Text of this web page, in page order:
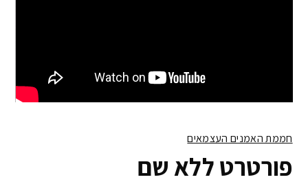
חממת האמנים העצמאים
פורטרט ללא שם